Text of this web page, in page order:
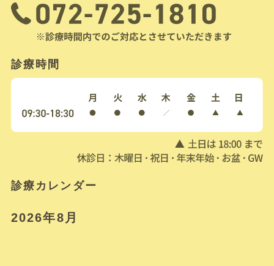
診療時間
診療カレンダー
2026年8月